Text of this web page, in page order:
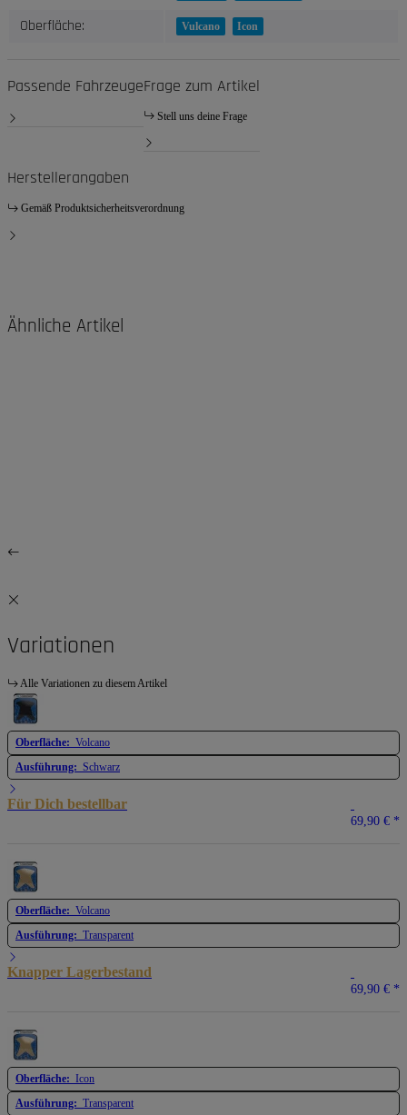
Oberfläche: Vulcano Icon
Passende FahrzeugeFrage zum Artikel
Stell uns deine Frage
Herstellerangaben
Gemäß Produktsicherheitsverordnung
Ähnliche Artikel
Variationen
Alle Variationen zu diesem Artikel
Oberfläche: Volcano
Ausführung: Schwarz
Für Dich bestellbar
69,90 € *
Oberfläche: Volcano
Ausführung: Transparent
Knapper Lagerbestand
69,90 € *
Oberfläche: Icon
Ausführung: Transparent